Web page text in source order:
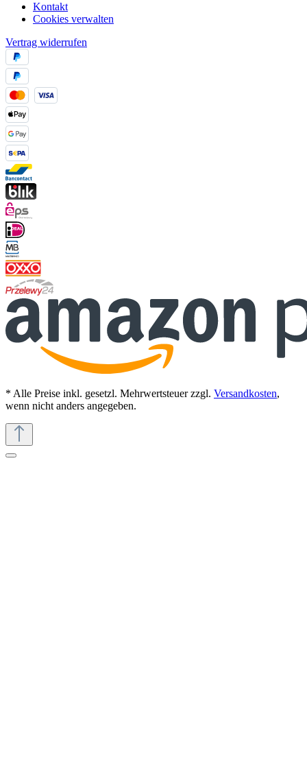
Kontakt
Cookies verwalten
Vertrag widerrufen
* Alle Preise inkl. gesetzl. Mehrwertsteuer zzgl. Versandkosten,
wenn nicht anders angegeben.